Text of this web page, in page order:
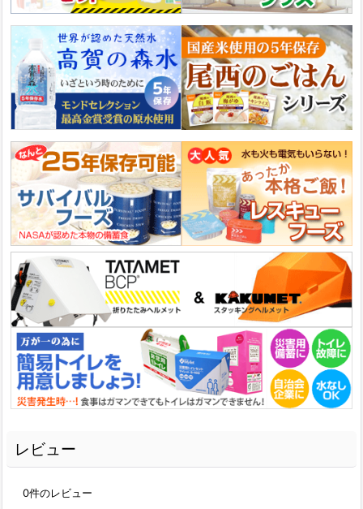
レビュー
0件のレビュー